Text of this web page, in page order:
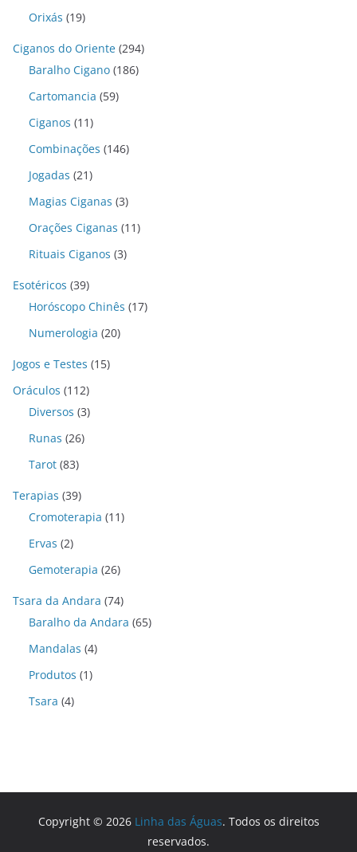
Orixás (19)
Ciganos do Oriente (294)
Baralho Cigano (186)
Cartomancia (59)
Ciganos (11)
Combinações (146)
Jogadas (21)
Magias Ciganas (3)
Orações Ciganas (11)
Rituais Ciganos (3)
Esotéricos (39)
Horóscopo Chinês (17)
Numerologia (20)
Jogos e Testes (15)
Oráculos (112)
Diversos (3)
Runas (26)
Tarot (83)
Terapias (39)
Cromoterapia (11)
Ervas (2)
Gemoterapia (26)
Tsara da Andara (74)
Baralho da Andara (65)
Mandalas (4)
Produtos (1)
Tsara (4)
Copyright © 2026 Linha das Águas. Todos os direitos
reservados.